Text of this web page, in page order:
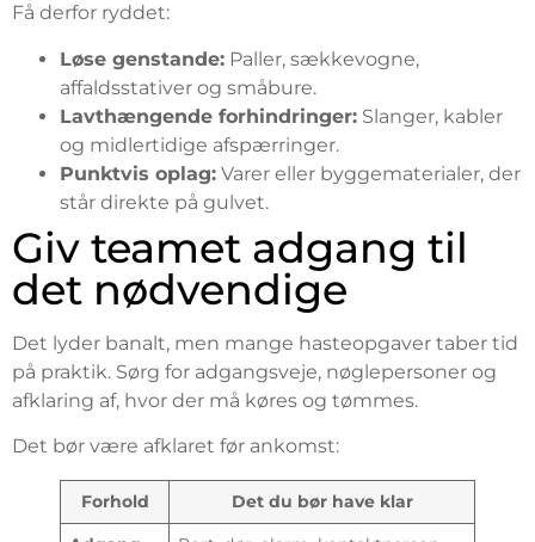
Få derfor ryddet:
Løse genstande: Paller, sækkevogne,
affaldsstativer og småbure.
Lavthængende forhindringer: Slanger, kabler
og midlertidige afspærringer.
Punktvis oplag: Varer eller byggematerialer, der
står direkte på gulvet.
Giv teamet adgang til
det nødvendige
Det lyder banalt, men mange hasteopgaver taber tid
på praktik. Sørg for adgangsveje, nøglepersoner og
afklaring af, hvor der må køres og tømmes.
Det bør være afklaret før ankomst:
Forhold
Det du bør have klar